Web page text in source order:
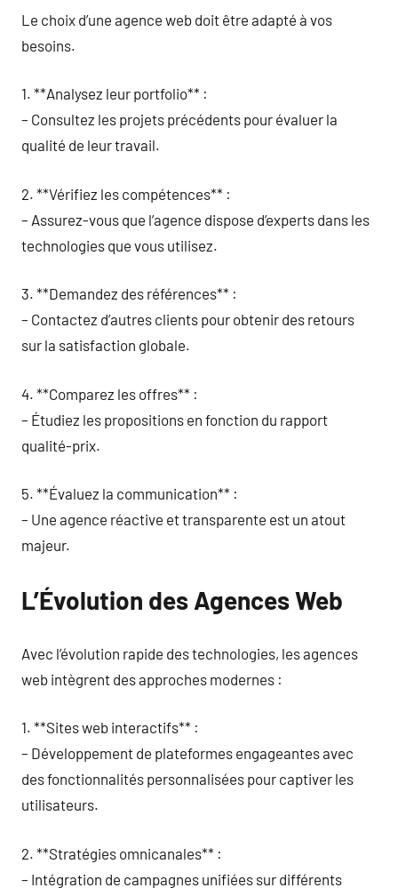
Le choix d’une agence web doit être adapté à vos
besoins.
1. **Analysez leur portfolio** :
– Consultez les projets précédents pour évaluer la
qualité de leur travail.
2. **Vérifiez les compétences** :
– Assurez-vous que l’agence dispose d’experts dans les
technologies que vous utilisez.
3. **Demandez des références** :
– Contactez d’autres clients pour obtenir des retours
sur la satisfaction globale.
4. **Comparez les offres** :
– Étudiez les propositions en fonction du rapport
qualité-prix.
5. **Évaluez la communication** :
– Une agence réactive et transparente est un atout
majeur.
L’Évolution des Agences Web
Avec l’évolution rapide des technologies, les agences
web intègrent des approches modernes :
1. **Sites web interactifs** :
– Développement de plateformes engageantes avec
des fonctionnalités personnalisées pour captiver les
utilisateurs.
2. **Stratégies omnicanales** :
– Intégration de campagnes unifiées sur différents